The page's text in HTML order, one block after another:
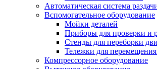
Автоматическая система
Вспомогательное оборудование
Мойки деталей
Приборы для проверки и
Стенды для переборки
Тележки для
Компрессорное оборудование